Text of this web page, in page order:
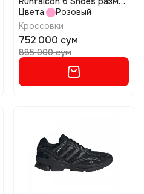
28
Цвета:
Розовый
Кроссовки
752 000 сум
885 000 сум